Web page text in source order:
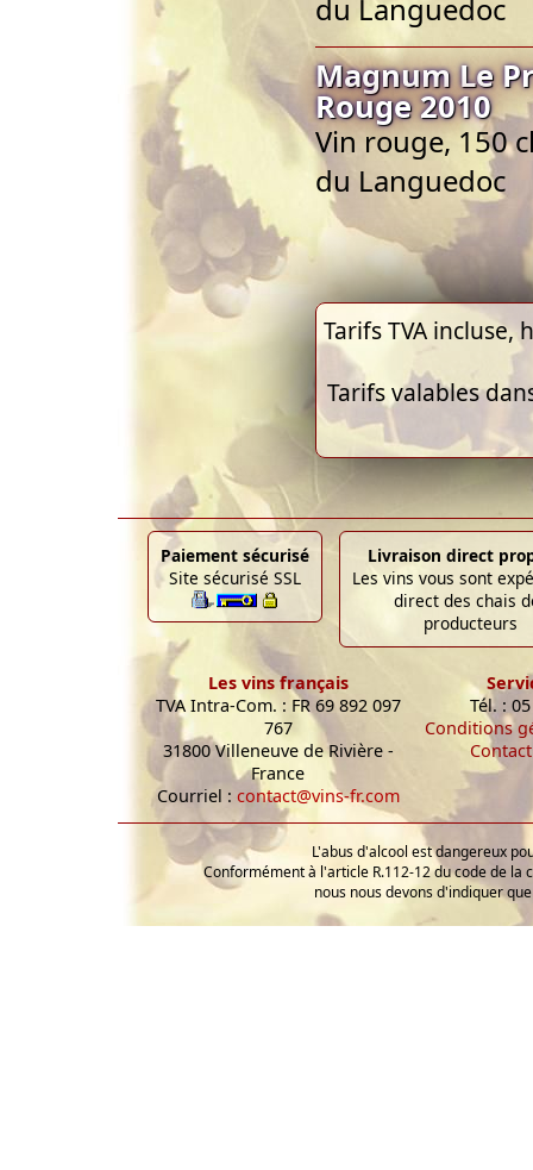
du Languedoc
Magnum Le
Rouge 2010
Vin rouge, 150
du Languedoc
Tarifs TVA
Tarifs valables
Paiement sécurisé
Site sécurisé SSL
Livraison direct
Les vins vous sont
direct des chais
producteurs
Les vins français
TVA Intra-Com. : FR 69 892 097
767
31800 Villeneuve de Rivière -
France
Courriel : contact@vins-fr.com
Tél. :
Conditions
Contact
L'abus d'alcool est dangereux
Conformément à l'article R.112-12 du code de la
nous nous devons d'indiquer